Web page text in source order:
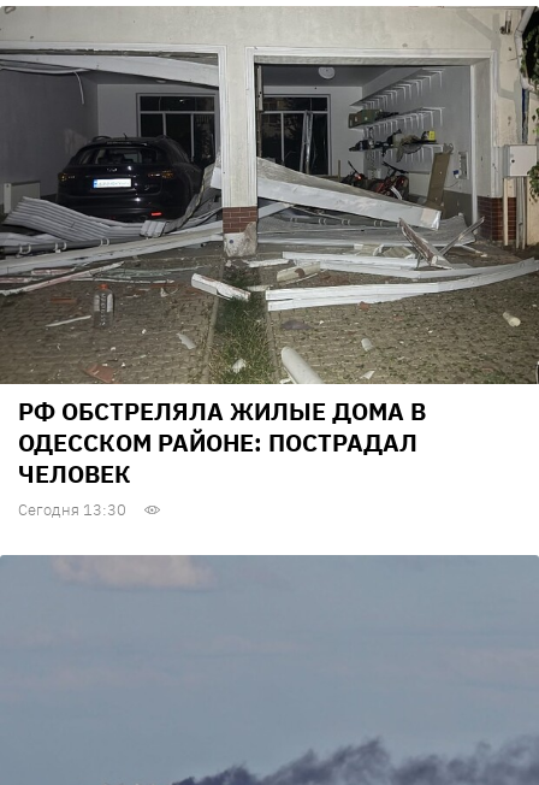
РФ ОБСТРЕЛЯЛА ЖИЛЫЕ ДОМА В
ОДЕССКОМ РАЙОНЕ: ПОСТРАДАЛ
ЧЕЛОВЕК
Сегодня 13:30